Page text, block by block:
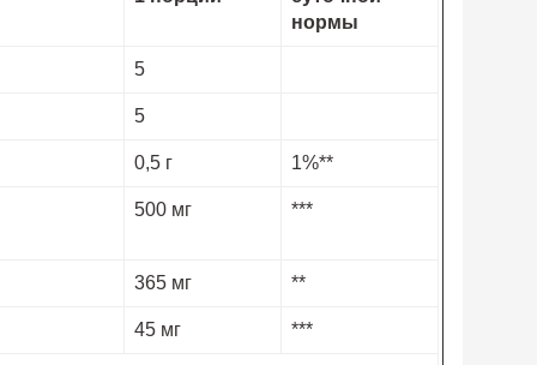
нормы
5
5
0,5 г 1%**
500 мг ***
365 мг **
45 мг ***